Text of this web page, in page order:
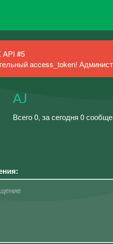
#5
access_token!
AJ
Всего 0, за сегодня 0